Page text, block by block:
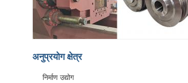
अनुप्रयोग क्षेत्र
निर्माण उद्योग